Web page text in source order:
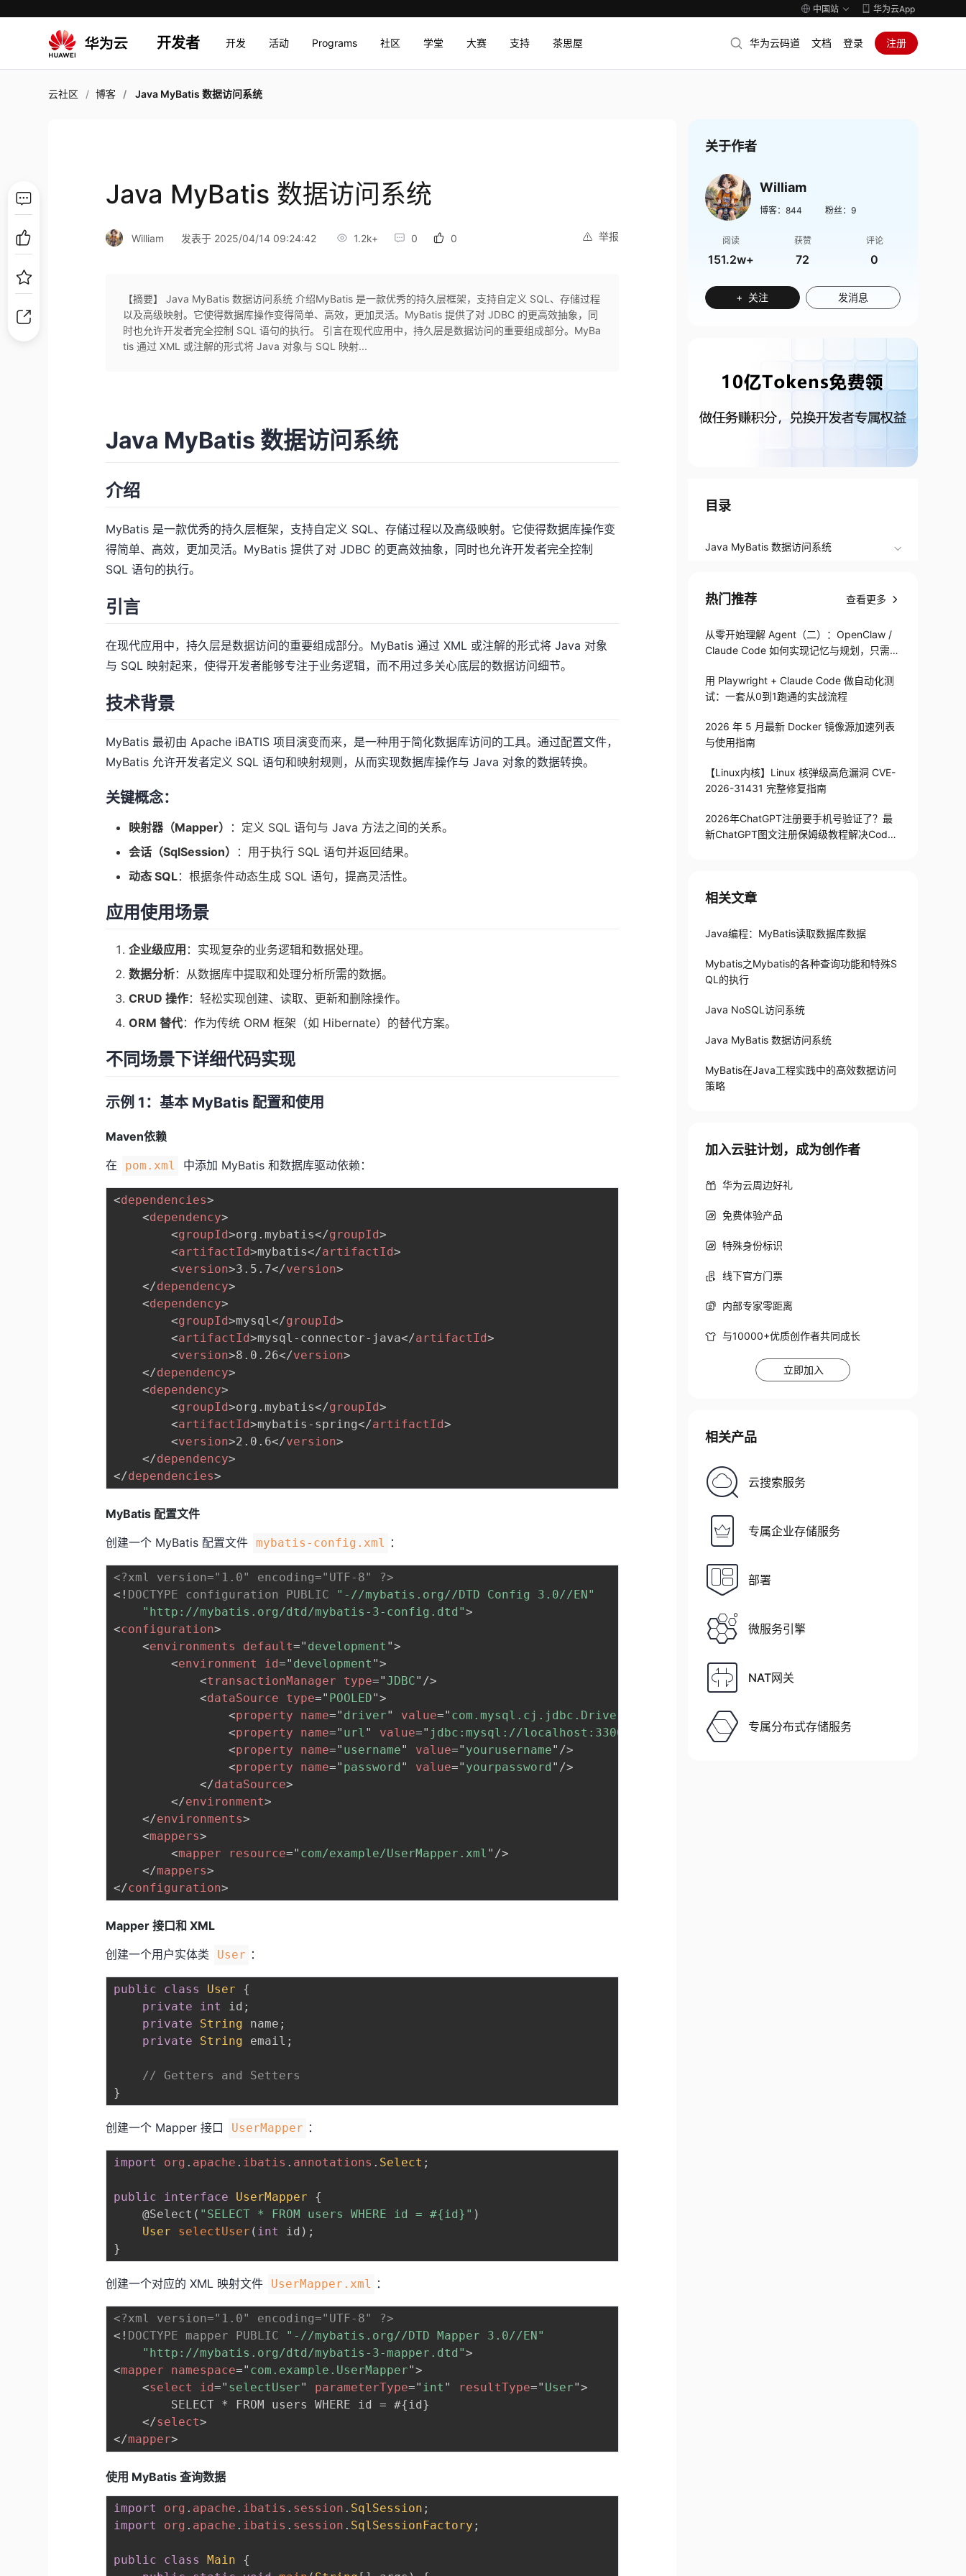
中国站 华为云App
开发者 开发 活动 Programs 社区 学堂 大赛 支持 茶思屋 华为云码道 文档 登录 注册
云社区 博客 Java MyBatis 数据访问系统
Java MyBatis 数据访问系统
举报
William 发表于 2025/04/14 09:24:42 1.2k+ 0 0
【摘要】 Java MyBatis 数据访问系统 介绍MyBatis 是一款优秀的持久层框架，支持自定义 SQL、存储过程
以及高级映射。它使得数据库操作变得简单、高效，更加灵活。MyBatis 提供了对 JDBC 的更高效抽象，同
时也允许开发者完全控制 SQL 语句的执行。 引言在现代应用中，持久层是数据访问的重要组成部分。MyBa
tis 通过 XML 或注解的形式将 Java 对象与 SQL 映射...
Java MyBatis 数据访问系统
介绍
MyBatis 是一款优秀的持久层框架，支持自定义 SQL、存储过程以及高级映射。它使得数据库操作变
得简单、高效，更加灵活。MyBatis 提供了对 JDBC 的更高效抽象，同时也允许开发者完全控制
SQL 语句的执行。
引言
在现代应用中，持久层是数据访问的重要组成部分。MyBatis 通过 XML 或注解的形式将 Java 对象
与 SQL 映射起来，使得开发者能够专注于业务逻辑，而不用过多关心底层的数据访问细节。
技术背景
MyBatis 最初由 Apache iBATIS 项目演变而来，是一种用于简化数据库访问的工具。通过配置文件，
MyBatis 允许开发者定义 SQL 语句和映射规则，从而实现数据库操作与 Java 对象的数据转换。
关键概念：
映射器（Mapper）
：定义 SQL 语句与 Java 方法之间的关系。
会话（SqlSession）
：用于执行 SQL 语句并返回结果。
动态 SQL：根据条件动态生成 SQL 语句，提高灵活性。
应用使用场景
企业级应用 ：实现复杂的业务逻辑和数据处理。
数据分析：从数据库中提取和处理分析所需的数据。
CRUD 操作：轻松实现创建、读取、更新和删除操作。
ORM 替代：作为传统 ORM 框架（如 Hibernate）的替代方案。
不同场景下详细代码实现
示例 1：基本 MyBatis 配置和使用
Maven依赖
在
pom.xml 中添加 MyBatis 和数据库驱动依赖：
<dependencies>
<dependency>
<groupId>org.mybatis</groupId>
<artifactId>mybatis</artifactId>
<version>3.5.7</version>
</dependency>
<dependency>
<groupId>mysql</groupId>
<artifactId>mysql-connector-java</artifactId>
<version>8.0.26</version>
</dependency>
<dependency>
<groupId>org.mybatis</groupId>
<artifactId>mybatis-spring</artifactId>
<version>2.0.6</version>
</dependency>
</dependencies>
MyBatis 配置文件
创建一个 MyBatis 配置文件 mybatis-config.xml ：
<?xml version="1.0" encoding="UTF-8" ?>
<! DOCTYPE configuration PUBLIC
"-//mybatis.org//DTD Config 3.0//EN"
"http://mybatis.org/dtd/mybatis-3-config.dtd">
<configuration>
<environments default=" development ">
<environment id=" development ">
<transactionManager type=" JDBC" />
<dataSource type=" POOLED">
<property name=" driver" value=" com.mysql.cj.jdbc.Driver
<property name=" url " value=" jdbc:mysql://localhost:3306/yourdatabase"/>
<property name=" username" value=" yourusername" />
<property name=" password " value=" yourpassword " />
</dataSource>
</environment>
</environments>
<mappers>
<mapper resource=" com/example/UserMapper.xml " />
</mappers>
</configuration>
Mapper 接口和 XML
创建一个用户实体类
User ：
public class User
{
private
int id ;
private
String name ;
private
String email ;
// Getters and Setters
}
创建一个 Mapper 接口 UserMapper ：
import org . apache . ibatis . annotations . Select ;
public interface UserMapper
{
@Select ( "SELECT * FROM users WHERE id = #{id}" )
User
selectUser ( int id ) ;
}
创建一个对应的 XML 映射文件 UserMapper.xml ：
<?xml version="1.0" encoding="UTF-8" ?>
<! DOCTYPE mapper PUBLIC
"-//mybatis.org//DTD Mapper 3.0//EN"
"http://mybatis.org/dtd/mybatis-3-mapper.dtd">
<mapper namespace=" com.example.UserMapper">
<select id=" selectUser" parameterType=" int " resultType=" User">
        SELECT * FROM users WHERE id = #{id}
</select>
</mapper>
使用 MyBatis 查询数据
import org . apache . ibatis . session . SqlSession ;
import
org . apache . ibatis . session . SqlSessionFactory ;
public class Main
{
关于作者
William
博客： 844 粉丝： 9
阅读
151.2w+
获赞
72
评论
0
+ 关注 发消息
目录
Java MyBatis 数据访问系统
热门推荐 查看更多
从零开始理解 Agent（二）：OpenClaw /
Claude Code 如何实现记忆与规划，只需1
用 Playwright + Claude Code 做自动化测
试：一套从0到1跑通的实战流程
2026 年 5 月最新 Docker 镜像源加速列表
与使用指南
【Linux内核】Linux 核弹级高危漏洞 CVE-
2026-31431 完整修复指南
2026年ChatGPT注册要手机号验证了？最
新ChatGPT图文注册保姆级教程解决Codex
相关文章
Java编程：MyBatis读取数据库数据
Mybatis之Mybatis的各种查询功能和特殊S
QL的执行
Java NoSQL访问系统
Java MyBatis 数据访问系统
MyBatis在Java工程实践中的高效数据访问
策略
加入云驻计划，成为创作者
华为云周边好礼
免费体验产品
特殊身份标识
线下官方门票
内部专家零距离
与10000+优质创作者共同成长
立即加入
相关产品
云搜索服务
专属企业存储服务
部署
微服务引擎
NAT网关
专属分布式存储服务